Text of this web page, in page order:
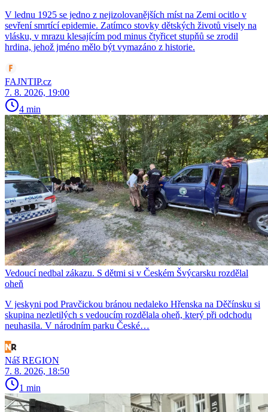
V lednu 1925 se jedno z nejizolovanějších míst na Zemi ocitlo v
sevření smrtící epidemie. Zatímco stovky dětských životů visely na
vlásku, v mrazu klesajícím pod minus čtyřicet stupňů se zrodil
hrdina, jehož jméno mělo být vymazáno z historie.
FAJNTIP.cz
7. 8. 2026, 19:00
4 min
Vedoucí nedbal zákazu. S dětmi si v Českém Švýcarsku rozdělal
oheň
V jeskyni pod Pravčickou bránou nedaleko Hřenska na Děčínsku si
skupina nezletilých s vedoucím rozdělala oheň, který při odchodu
neuhasila. V národním parku České…
Náš REGION
7. 8. 2026, 18:50
1 min